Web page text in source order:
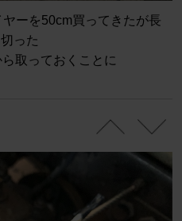
ーを50cm買ってきたが長
った
取っておくことに